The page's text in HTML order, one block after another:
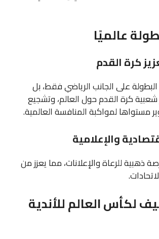
عالميًا
كرة القدم
على الجانب الرياضي فقط، بل
كرة القدم حول العالم، وتشجيع
مستواها لمواكبة المنافسة العالمية.
والإعلامية
ذهبية للرعاة والإعلانات، مما يعزز من
لكأس العالم للأندية